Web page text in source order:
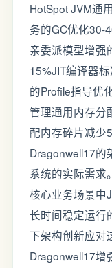
HotSpot JVM通
务的GC优化30-
亲委派模型增强
15%JIT编译器
的Profile指导优
管理通用内存分
配内存碎片减少
Dragonwell17的
系统的实际需求
核心业务场景中
长时间稳定运行
下架构创新应对
Dragonwell17增